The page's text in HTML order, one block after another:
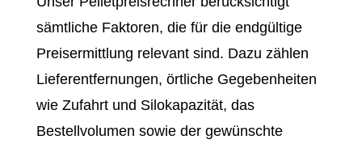
sämtliche Faktoren, die für die endgültige
Preisermittlung relevant sind. Dazu zählen
Lieferentfernungen, örtliche Gegebenheiten
wie Zufahrt und Silokapazität, das
Bestellvolumen sowie der gewünschte